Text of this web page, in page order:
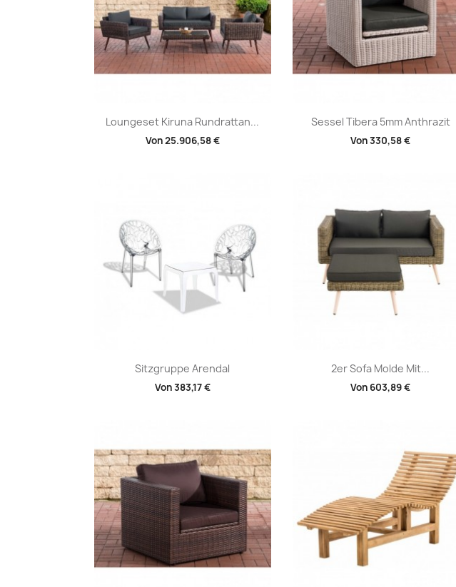
Loungeset Kiruna Rundrattan...
Von25.906,58 €
Vorschau Sessel Tibera 5mm Anthrazit
Von330,58 €
Vorschau
Sitzgruppe Arendal
Von383,17 €
Vorschau 2er Sofa Molde Mit...
Von 603,89 €
Vorschau